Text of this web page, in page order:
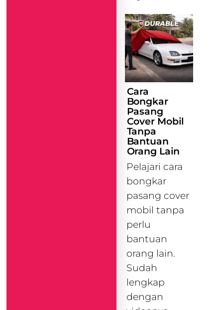
Cara
Bongkar
Pasang
Cover Mobil
Tanpa
Bantuan
Orang Lain
Pelajari cara
bongkar
pasang cover
mobil tanpa
perlu
bantuan
orang lain.
Sudah
lengkap
dengan